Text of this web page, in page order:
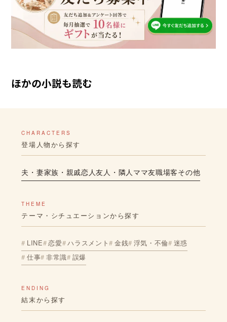
ほかの小説も読む
CHARACTERS
登場人物から探す
夫・妻家族・親戚恋人友人・隣人 ママ友職場客その他
THEME
テーマ・シチュエーションから探す
LINE 恋愛 ハラスメント 金銭 浮気・不倫 迷惑
仕事 非常識 誤爆
ENDING
結末から探す